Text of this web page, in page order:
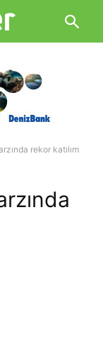
rekor katılım